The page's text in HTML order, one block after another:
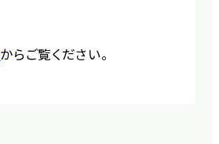
からご覧ください。